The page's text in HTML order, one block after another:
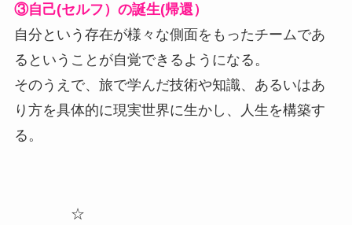
③自己(セルフ）の誕生(帰還）
自分という存在が様々な側面をもったチームであ
るということが自覚できるようになる。
そのうえで、旅で学んだ技術や知識、あるいはあ
り方を具体的に現実世界に生かし、人生を構築す
る。
☆